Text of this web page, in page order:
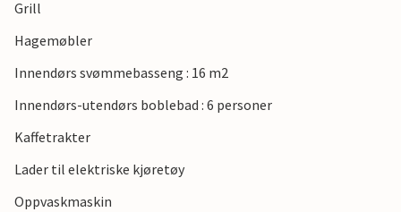
Grill
Hagemøbler
Innendørs svømmebasseng : 16 m2
Innendørs-utendørs boblebad : 6 personer
Kaffetrakter
Lader til elektriske kjøretøy
Oppvaskmaskin